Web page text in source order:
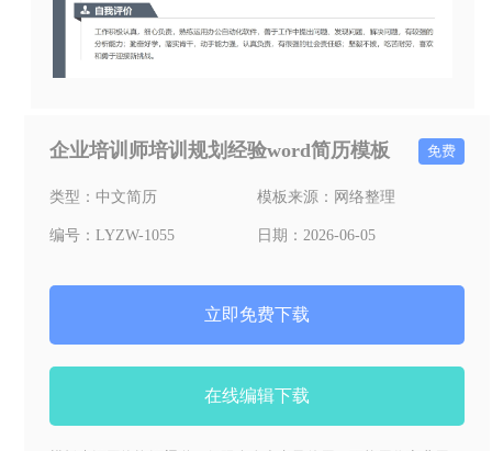
企业培训师培训规划经验word简历模板 免费
类型：中文简历 模板来源： 网络整理
编号：LYZW-1055 日期： 2026-06-05
立即免费下载
在线编辑下载